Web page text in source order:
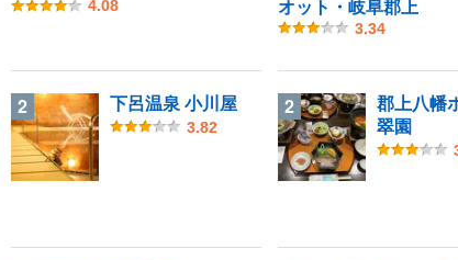
4.08
2 下呂温泉 小川屋
3.82
オット・岐阜郡上
3.34
2
郡上八幡
翠園